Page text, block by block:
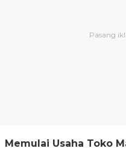
Memulai Usaha Toko